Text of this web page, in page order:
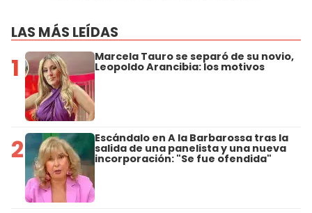
LAS MÁS LEÍDAS
1 Marcela Tauro se separó de su novio,
Leopoldo Arancibia: los motivos
2 Escándalo en A la Barbarossa tras la
salida de una panelista y una nueva
incorporación: "Se fue ofendida"